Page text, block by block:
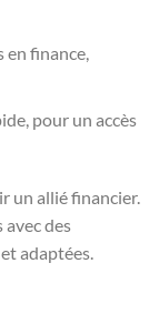
en finance,
pour un accès
un allié financier.
avec des
et adaptées.